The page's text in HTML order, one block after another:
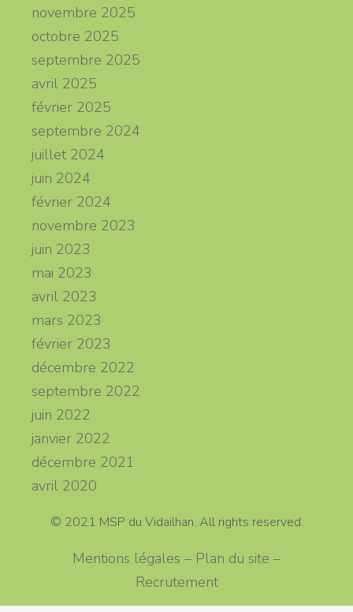
novembre 2025
octobre 2025
septembre 2025
avril 2025
février 2025
septembre 2024
juillet 2024
juin 2024
février 2024
novembre 2023
juin 2023
mai 2023
avril 2023
mars 2023
février 2023
décembre 2022
septembre 2022
juin 2022
janvier 2022
décembre 2021
avril 2020
© 2021 MSP du Vidailhan. All rights reserved.
Mentions légales – Plan du site –
Recrutement